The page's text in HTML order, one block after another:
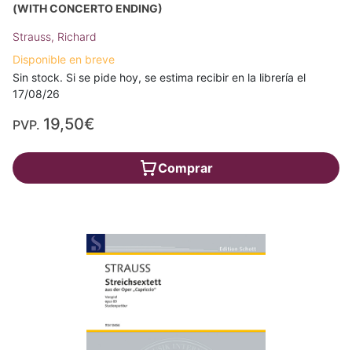
(WITH CONCERTO ENDING)
Strauss, Richard
Disponible en breve
Sin stock. Si se pide hoy, se estima recibir en la librería el
17/08/26
PVP. 19,50€
Comprar